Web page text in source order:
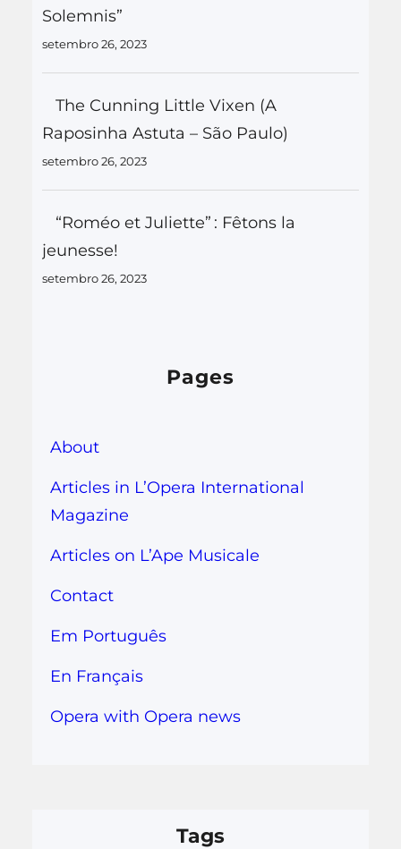
Solemnis”
setembro 26, 2023
The Cunning Little Vixen (A
Raposinha Astuta – São Paulo)
setembro 26, 2023
“Roméo et Juliette” : Fêtons la
jeunesse!
setembro 26, 2023
Pages
About
Articles in L’Opera International
Magazine
Articles on L’Ape Musicale
Contact
Em Português
En Français
Opera with Opera news
Tags